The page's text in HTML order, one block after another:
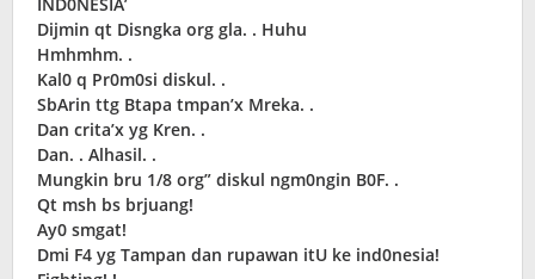
IND0NESIA’
Dijmin qt Disngka org gla. . Huhu
Hmhmhm. .
Kal0 q Pr0m0si diskul. .
SbArin ttg Btapa tmpan’x Mreka. .
Dan crita’x yg Kren. .
Dan. . Alhasil. .
Mungkin bru 1/8 org” diskul ngm0ngin B0F. .
Qt msh bs brjuang!
Ay0 smgat!
Dmi F4 yg Tampan dan rupawan itU ke ind0nesia!